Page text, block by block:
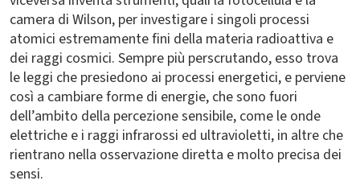
camera di Wilson, per investigare i singoli processi
atomici estremamente fini della materia radioattiva e
dei raggi cosmici. Sempre più perscrutando, esso trova
le leggi che presiedono ai processi energetici, e perviene
così a cambiare forme di energie, che sono fuori
dell’ambito della percezione sensibile, come le onde
elettriche e i raggi infrarossi ed ultravioletti, in altre che
rientrano nella osservazione diretta e molto precisa dei
sensi.